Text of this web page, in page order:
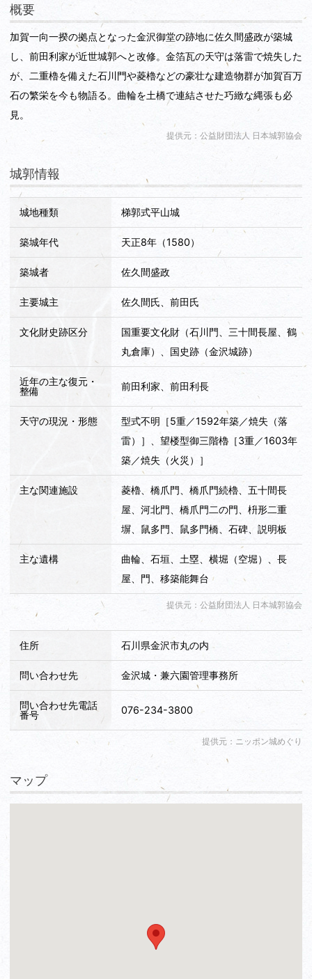
る！！と心躍りました！！
訪問したのが、ヒロケンさんが以前投稿された写真の少し前な
ので、素屋根が設置される前の鉄骨を設置する様子を遠目に見
学しました。改めて1年近く投稿が遅れていて、申し訳ないで
す・・・
完成は2033年頃の予定とのことで、待ち遠しいですね！！
概要
加賀一向一揆の拠点となった金沢御堂の跡地に佐久間盛政が築城
し、前田利家が近世城郭へと改修。金箔瓦の天守は落雷で焼失した
が、二重櫓を備えた石川門や菱櫓などの豪壮な建造物群が加賀百万
石の繁栄を今も物語る。曲輪を土橋で連結させた巧緻な縄張も必
見。
提供元：公益財団法人 日本城郭協会
城郭情報
城地種類 梯郭式平山城
築城年代 天正8年（1580）
築城者 佐久間盛政
主要城主 佐久間氏、前田氏
文化財史跡区分
国重要文化財（石川門、三十間長屋、鶴
丸倉庫）、国史跡（金沢城跡）
近年の主な復元・
整備
前田利家、前田利長
天守の現況・形態
型式不明［5重／1592年築／焼失（落
雷）］、望楼型御三階櫓［3重／1603年
築／焼失（火災）］
主な関連施設
菱櫓、橋爪門、橋爪門続櫓、五十間長
屋、河北門、橋爪門二の門、枡形二重
塀、鼠多門、鼠多門橋、石碑、説明板
主な遺構
曲輪、石垣、土塁、横堀（空堀）、長
屋、門、移築能舞台
提供元：公益財団法人 日本城郭協会
住所 石川県金沢市丸の内
問い合わせ先 金沢城・兼六園管理事務所
問い合わせ先電話
番号
076-234-3800
提供元：ニッポン城めぐり
マップ